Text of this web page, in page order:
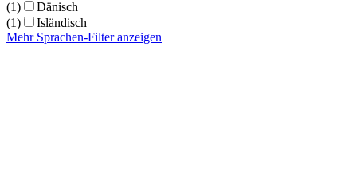
(1)
Dänisch
(1)
Isländisch
Mehr Sprachen-Filter anzeigen